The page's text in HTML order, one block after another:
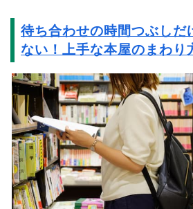
待ち合わせの時間つぶしだ
ない！上手な本屋のまわり